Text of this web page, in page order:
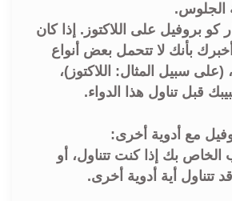
الجلوس.
كو بروفيل على اللاكتوز. إذا كان
بأنك لا تتحمل بعض أنواع
(على سبيل المثال: اللاكتوز)،
قبل تناول هذا الدواء.
مع أدوية أخرى:
الخاص بك إذا كنت تتناول، أو
تتناول أية أدوية أخرى.